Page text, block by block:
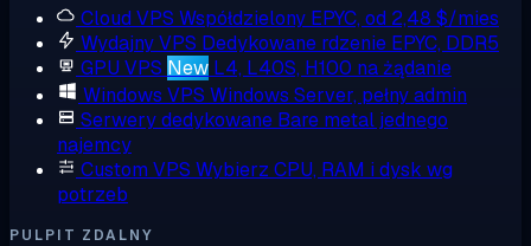
Cloud VPS Współdzielony EPYC, od 2,48 $/mies
Wydajny VPS Dedykowane rdzenie EPYC, DDR5
GPU VPS New L4, L40S, H100 na żądanie
Windows VPS Windows Server, pełny admin
Serwery dedykowane Bare metal jednego
najemcy
Custom VPS Wybierz CPU, RAM i dysk wg
potrzeb
PULPIT ZDALNY